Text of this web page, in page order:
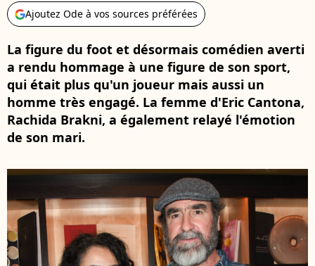
Ajoutez Ode à vos sources préférées
La figure du foot et désormais comédien averti
a rendu hommage à une figure de son sport,
qui était plus qu'un joueur mais aussi un
homme très engagé. La femme d'Eric Cantona,
Rachida Brakni, a également relayé l'émotion
de son mari.